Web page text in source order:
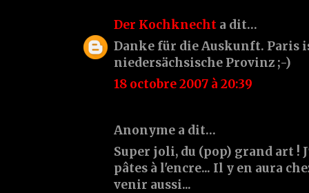
Der Kochknecht a dit…
Danke für die Auskunft. Paris
niedersächsische Provinz ;-)
18 octobre 2007 à 20:39
Anonyme a dit…
Super joli, du (pop) grand art !
pâtes à l'encre... Il y en aura
venir aussi...